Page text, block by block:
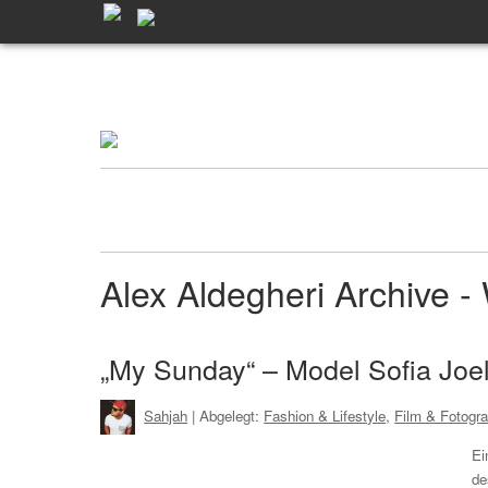
Alex Aldegheri Archive -
„My Sunday“ – Model Sofia
Sahjah | Abgelegt: Fashion & Lifestyle, Film &